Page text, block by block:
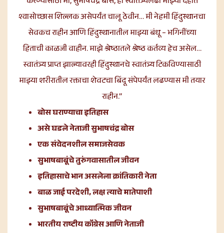
श्वासोच्छास शिल्लक असेपर्यंत चालू ठेवीन… मी नेहमी हिंदुस्थानचा
सेवकच राहीन आणि हिंदुस्थानातील माझ्या बंधू – भगिनींच्या
हिताची काळजी वाहीन. माझे श्रेष्ठातले श्रेष्ठ कर्तव्य हेच असेल…
स्वातंत्र्य प्राप्त झाल्यावरही हिंदुस्थानचे स्वातंत्र्य टिकविण्यासाठी
माझ्या शरीरातील रक्ताचा शेवटचा बिंदू संपेपर्यंत लढण्यास मी तयार
राहीन.”
बोस घराण्याचा इतिहास
असे घडले नेताजी सुभाषचंद्र बोस
एक संवेदनशील समाजसेवक
सुभाषबाबूंचे तुरुंगवासातील जीवन
इतिहासाचे भान असलेला क्रांतिकारी नेता
बाळ जाई परदेशी, लक्ष त्याचे मातेपाशी
सुभाषबाबूंचे आध्यात्मिक जीवन
भारतीय राष्टीय कॉंग्रेस आणि नेताजी